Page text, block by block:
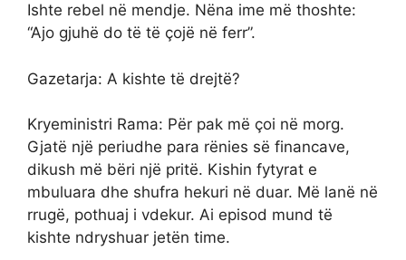
Ishte rebel në mendje. Nëna ime më thoshte:
“Ajo gjuhë do të të çojë në ferr”.
Gazetarja: A kishte të drejtë?
Kryeministri Rama: Për pak më çoi në morg.
Gjatë një periudhe para rënies së financave,
dikush më bëri një pritë. Kishin fytyrat e
mbuluara dhe shufra hekuri në duar. Më lanë në
rrugë, pothuaj i vdekur. Ai episod mund të
kishte ndryshuar jetën time.